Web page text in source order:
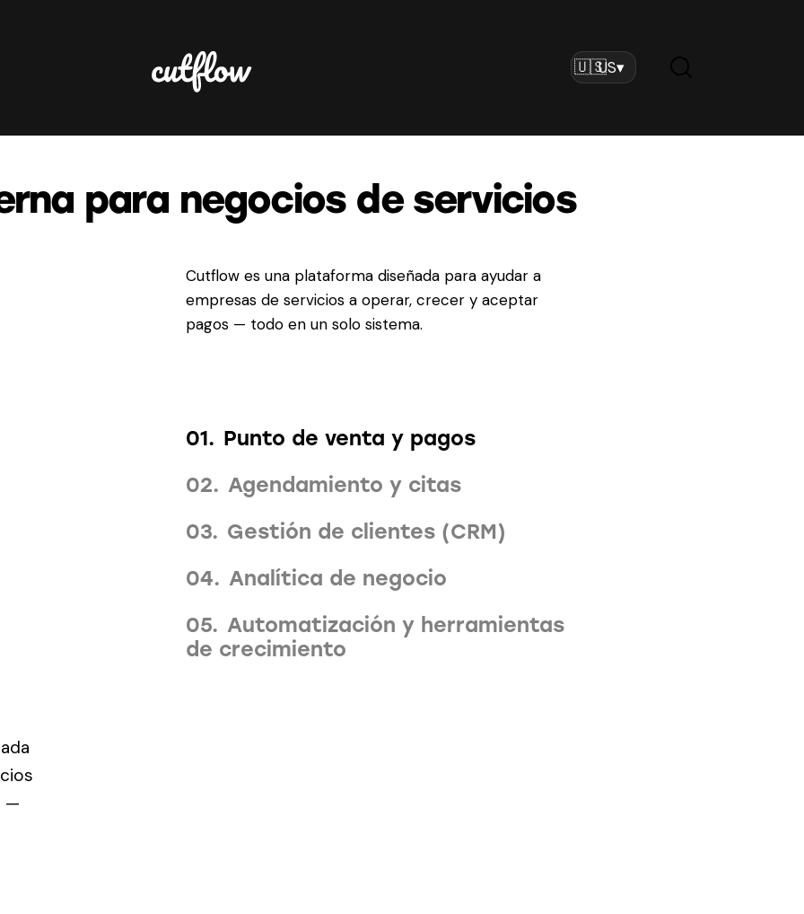
US▾
para negocios de servicios
—
—
—
—
—
—
—
Cutflow es una plataforma diseñada para ayudar a
empresas de servicios a operar, crecer y aceptar
pagos — todo en un solo sistema.
Punto de venta y pagos
Agendamiento y citas
Gestión de clientes (CRM)
Analítica de negocio
Automatización y herramientas
de crecimiento